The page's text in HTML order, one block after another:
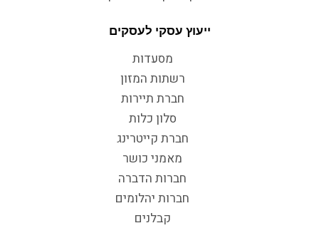
ייעוץ עסקי לעסקים
מסעדות
רשתות המזון
חברת תיירות
סלון כלות
חברת קייטרינג
מאמני כושר
חברות הדברה
חברות יהלומים
קבלנים